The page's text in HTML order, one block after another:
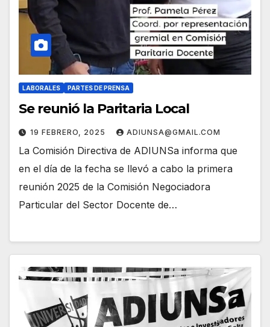
LABORALES PARTES DE PRENSA
Se reunió la Paritaria Local
19 FEBRERO, 2025 ADIUNSA@GMAIL.COM
La Comisión Directiva de ADIUNSa informa que
en el día de la fecha se llevó a cabo la primera
reunión 2025 de la Comisión Negociadora
Particular del Sector Docente de…